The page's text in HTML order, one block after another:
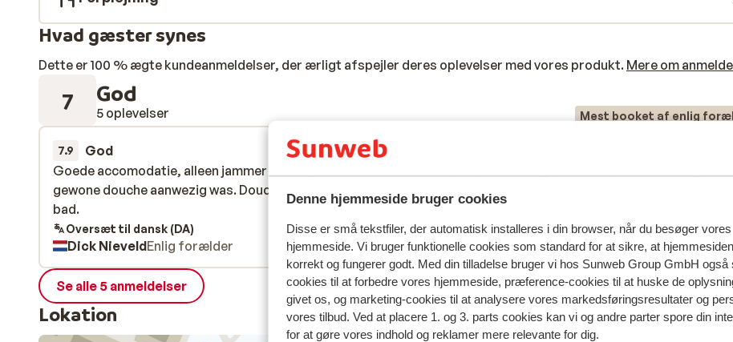
Denne hjemmeside bruger cookies
Disse er små tekstfiler, der automatisk installeres i din browser, når du besøger vores
hjemmeside. Vi bruger funktionelle cookies som standard for at sikre, at
korrekt og fungerer godt. Med din tilladelse bruger vi hos Sunweb Group GmbH også
cookies til at forbedre vores hjemmeside, præference-cookies til at huske de
givet os, og marketing-cookies til at analysere vores markedsføringsresultater og
vores tilbud. Ved at placere 1. og 3. parts cookies kan vi og andre parter spore din
for at gøre vores indhold og reklamer mere relevante for dig.
Hvad gæster synes
Dette er 100 % ægte kundeanmeldelser, der ærligt afspejler deres oplevelser med vores produkt. Mere om
7 God
5 oplevelser Mest booket af enlig
7.9 God
8. mar. 2025
Goede accomodatie, alleen jammer dat er geen
gewone douche aanwezig was. Douchen zittend in een
bad.
Goede accomodatie, alleen jammer dat er geen
gewone douche aanwezig was. Douchen zittend in een
bad.
Oversæt til dansk (DA)
Dick NieveldEnlig forælder
helemaal okay.
helemaal okay.
Oversæt til dansk (DA)
AnonymMed partner
Se alle 5 anmeldelser
Lokation